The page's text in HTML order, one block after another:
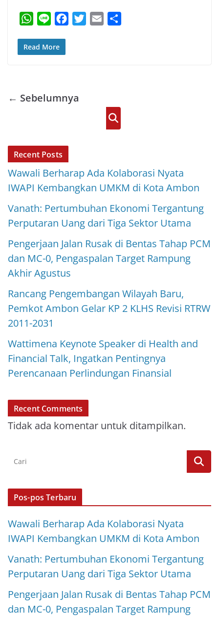
W
a
p
n
o
Read More
← Sebelumnya
Cari
Recent Posts
Wawali Berharap Ada Kolaborasi Nyata
IWAPI Kembangkan UMKM di Kota Ambon
Vanath: Pertumbuhan Ekonomi Tergantung
Perputaran Uang dari Tiga Sektor Utama
Pengerjaan Jalan Rusak di Bentas Tahap PCM
dan MC-0, Pengaspalan Target Rampung
Akhir Agustus
Rancang Pengembangan Wilayah Baru,
Pemkot Ambon Gelar KP 2 KLHS Revisi RTRW
2011-2031
Wattimena Keynote Speaker di Health and
Financial Talk, Ingatkan Pentingnya
Perencanaan Perlindungan Finansial
Recent Comments
Tidak ada komentar untuk ditampilkan.
Pos-pos Terbaru
Wawali Berharap Ada Kolaborasi Nyata
IWAPI Kembangkan UMKM di Kota Ambon
Vanath: Pertumbuhan Ekonomi Tergantung
Perputaran Uang dari Tiga Sektor Utama
Pengerjaan Jalan Rusak di Bentas Tahap PCM
dan MC-0, Pengaspalan Target Rampung